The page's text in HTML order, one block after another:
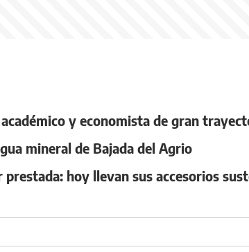
y economista de gran
mineral de Bajada del Agrio
prestada: hoy llevan sus accesorios